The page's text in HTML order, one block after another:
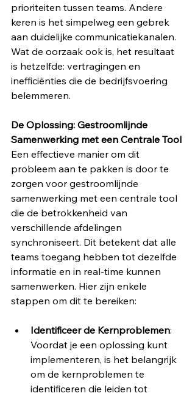
prioriteiten tussen teams. Andere
keren is het simpelweg een gebrek
aan duidelijke communicatiekanalen.
Wat de oorzaak ook is, het resultaat
is hetzelfde: vertragingen en
inefficiënties die de bedrijfsvoering
belemmeren.
De Oplossing: Gestroomlijnde
Samenwerking met een Centrale Tool
Een effectieve manier om dit
probleem aan te pakken is door te
zorgen voor gestroomlijnde
samenwerking met een centrale tool
die de betrokkenheid van
verschillende afdelingen
synchroniseert. Dit betekent dat alle
teams toegang hebben tot dezelfde
informatie en in real-time kunnen
samenwerken. Hier zijn enkele
stappen om dit te bereiken:
Identificeer de Kernproblemen:
Voordat je een oplossing kunt
implementeren, is het belangrijk
om de kernproblemen te
identificeren die leiden tot